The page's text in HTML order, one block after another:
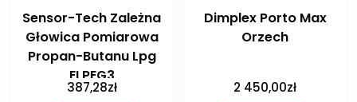
Sensor-Tech Zależna
Głowica Pomiarowa
Propan-Butanu Lpg
ELPEG3
387,28zł
Dimplex Porto Max
Orzech
2 450,00zł